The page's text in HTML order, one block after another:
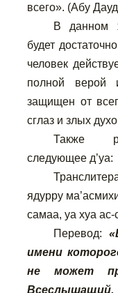
всего». (Абу
В данном
будет
человек
полной верой
защищен от
сглаз и злых
Также
следующее д’уа:
ядурру
самаа, уа хуа ас-
Перевод:
имени
не может